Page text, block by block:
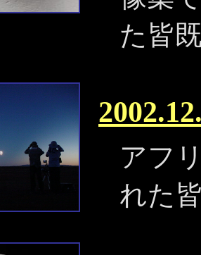
た皆
アフ
れた